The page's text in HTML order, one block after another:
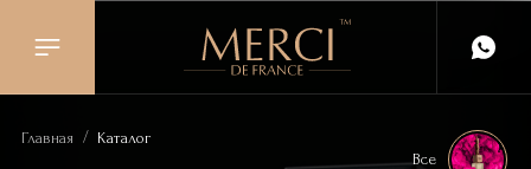
/
Главная Каталог
Все